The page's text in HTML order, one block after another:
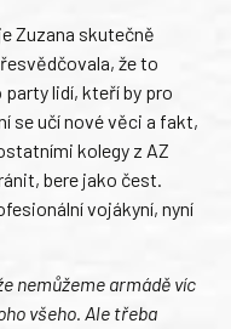
Zuzana skutečně
že to
party lidí, kteří by pro
se učí nové věci a fakt,
kolegy z AZ
bere jako čest.
vojákyní, nyní
nemůžeme armádě víc
všeho. Ale třeba